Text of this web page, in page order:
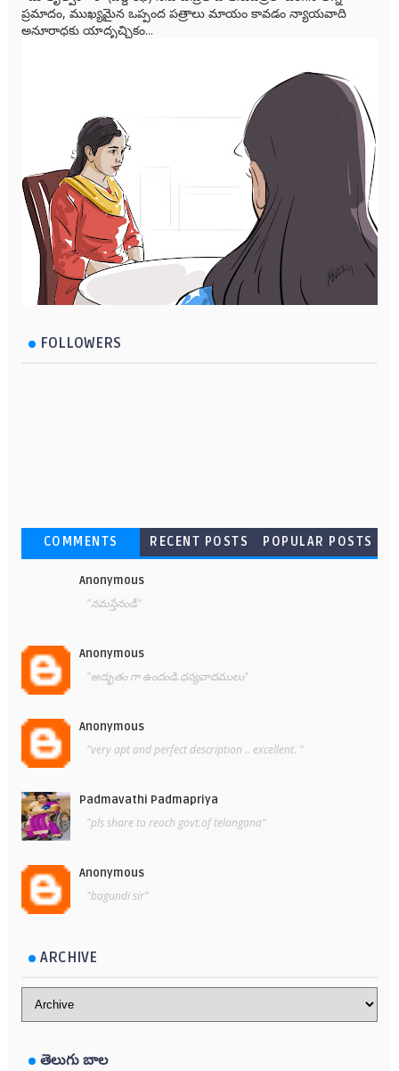
ప్రమాదం, ముఖ్యమైన ఒప్పంద పత్రాలు మాయం కావడం న్యాయవాది
అనూరాధకు యాదృచ్ఛికం...
FOLLOWERS
COMMENTS RECENT POSTS POPULAR POSTS
Anonymous
"నమస్తేనండీ"
Anonymous
"అద్భుతం గా ఉందండి.ధన్యవాదములు"
Anonymous
"very apt and perfect description .. excellent. "
Padmavathi Padmapriya
"pls share to reach govt.of telangana"
Anonymous
"bagundi sir"
ARCHIVE
తెలుగు బాల